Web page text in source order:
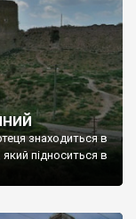
знаходиться в
підноситься в